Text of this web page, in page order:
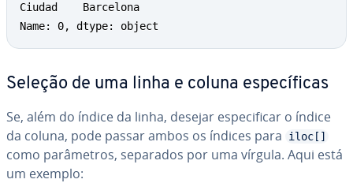
Ciudad    Barcelona
Name: 0, dtype: object
Seleção de uma linha e coluna es­pe­cí­fi­cas
Se, além do índice da linha, desejar es­pe­ci­fi­car o índice
da coluna, pode passar ambos os índices para
iloc[]
como pa­râ­me­tros, separados por uma vírgula. Aqui está
um exemplo: